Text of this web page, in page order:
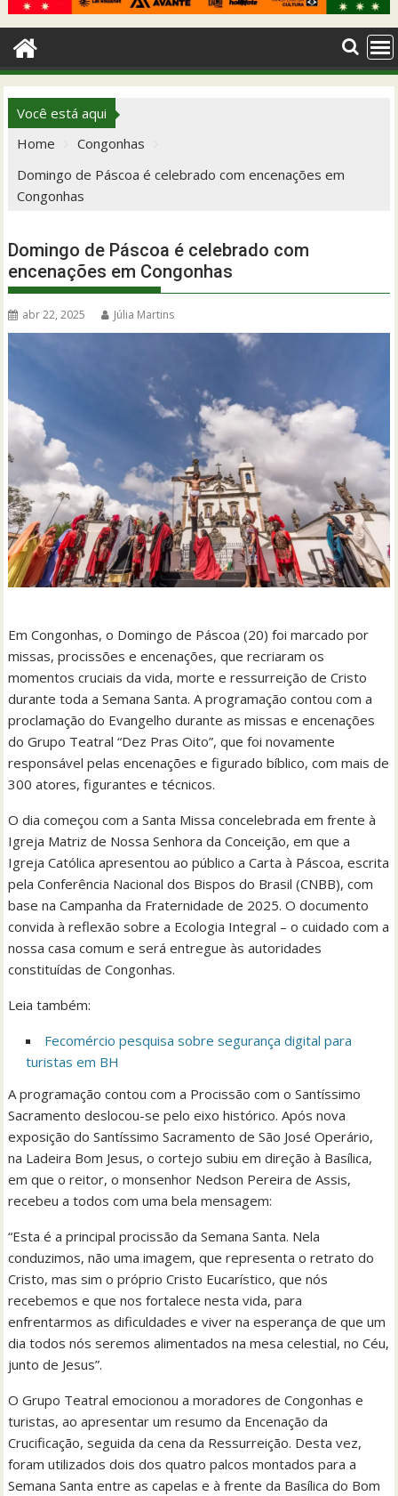
Você está aqui
Home
Congonhas
Domingo de Páscoa é celebrado com encenações em
Congonhas
Domingo de Páscoa é celebrado com
encenações em Congonhas
abr 22, 2025 Júlia Martins
Em Congonhas, o Domingo de Páscoa (20) foi marcado por
missas, procissões e encenações, que recriaram os
momentos cruciais da vida, morte e ressurreição de Cristo
durante toda a Semana Santa. A programação contou com a
proclamação do Evangelho durante as missas e encenações
do Grupo Teatral “Dez Pras Oito”, que foi novamente
responsável pelas encenações e figurado bíblico, com mais de
300 atores, figurantes e técnicos.
O dia começou com a Santa Missa concelebrada em frente à
Igreja Matriz de Nossa Senhora da Conceição, em que a
Igreja Católica apresentou ao público a Carta à Páscoa, escrita
pela Conferência Nacional dos Bispos do Brasil (CNBB), com
base na Campanha da Fraternidade de 2025. O documento
convida à reflexão sobre a Ecologia Integral – o cuidado com a
nossa casa comum e será entregue às autoridades
constituídas de Congonhas.
Leia também:
Fecomércio pesquisa sobre segurança digital para
turistas em BH
A programação contou com a Procissão com o Santíssimo
Sacramento deslocou-se pelo eixo histórico. Após nova
exposição do Santíssimo Sacramento de São José Operário,
na Ladeira Bom Jesus, o cortejo subiu em direção à Basílica,
em que o reitor, o monsenhor Nedson Pereira de Assis,
recebeu a todos com uma bela mensagem:
“Esta é a principal procissão da Semana Santa. Nela
conduzimos, não uma imagem, que representa o retrato do
Cristo, mas sim o próprio Cristo Eucarístico, que nós
recebemos e que nos fortalece nesta vida, para
enfrentarmos as dificuldades e viver na esperança de que um
dia todos nós seremos alimentados na mesa celestial, no Céu,
junto de Jesus”.
O Grupo Teatral emocionou a moradores de Congonhas e
turistas, ao apresentar um resumo da Encenação da
Crucificação, seguida da cena da Ressurreição. Desta vez,
foram utilizados dois dos quatro palcos montados para a
Semana Santa entre as capelas e à frente da Basílica do Bom